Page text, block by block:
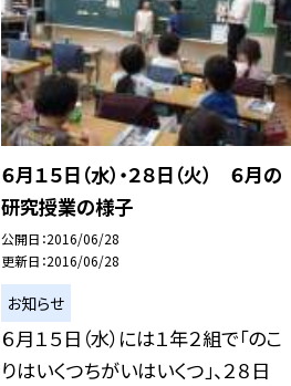
６月１５日（水）・２８日（火） ６月の
研究授業の様子
公開日 2016/06/28
更新日 2016/06/28
お知らせ
６月１５日（水）には１年２組で「のこ
りはいくつちがいはいくつ」、２８日